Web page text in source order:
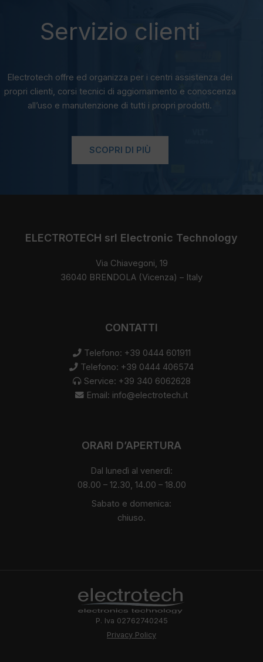
Servizio clienti
Electrotech offre ed organizza per i centri assistenza dei
propri clienti, corsi tecnici di aggiornamento e conoscenza
all’uso e manutenzione di tutti i propri prodotti.
SCOPRI DI PIÙ
ELECTROTECH srl Electronic Technology
Via Chiavegoni, 19
36040 BRENDOLA (Vicenza) – Italy
CONTATTI
Telefono: +39 0444 601911
Telefono: +39 0444 406574
Service: +39 340 6062628
Email: info@electrotech.it
ORARI D’APERTURA
Dal lunedì al venerdì:
08.00 – 12.30, 14.00 – 18.00
Sabato e domenica:
chiuso.
P. Iva 02762740245
Privacy Policy